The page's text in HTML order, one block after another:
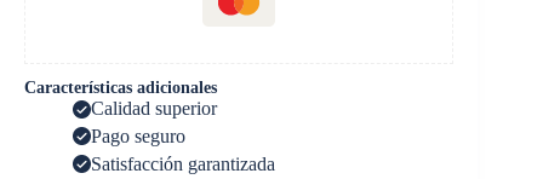
Características adicionales
Calidad superior
Pago seguro
Satisfacción garantizada